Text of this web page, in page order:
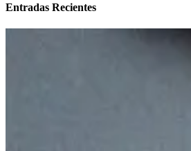
Entradas Recientes